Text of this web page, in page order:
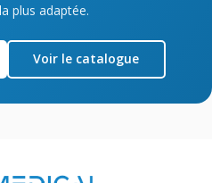
plus adaptée.
Voir le catalogue